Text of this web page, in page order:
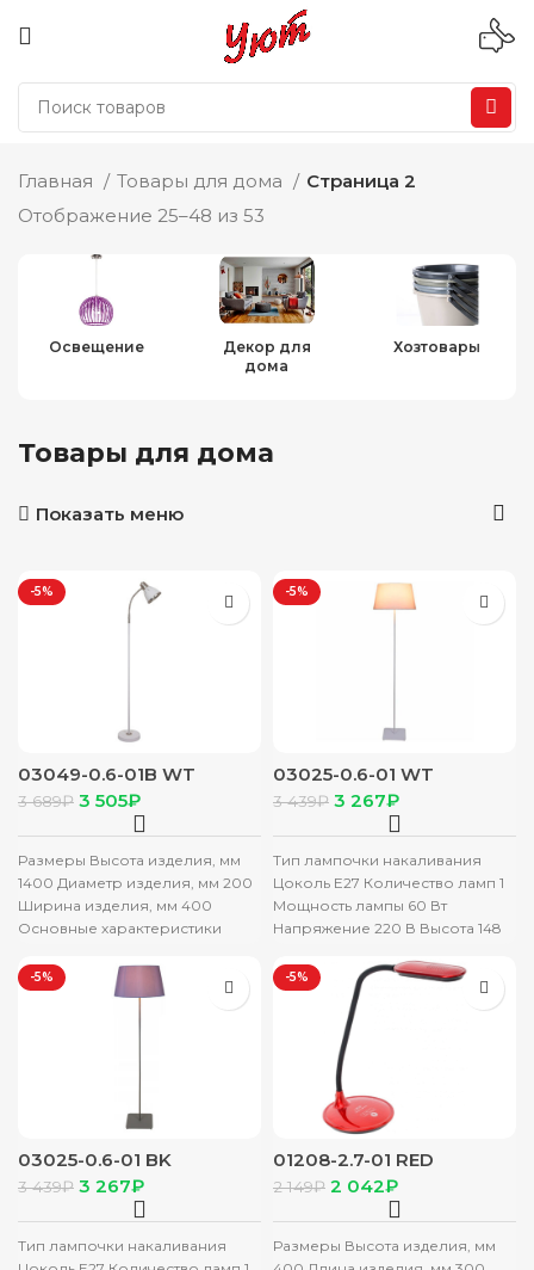
Главная Товары для дома
Страница 2
Отображение 25–48 из 53
Освещение
Декор для
дома
Хозтовары
Товары для дома
Показать меню
-5%
03049-0.6-01B WT
светильник напольный
3 689₽ 3 505₽
Размеры Высота изделия, мм
1400 Диаметр изделия, мм 200
Ширина изделия, мм 400
Основные характеристики
Материал основания металл
-5%
03025-0.6-01 WT
светильник напольный
3 439₽ 3 267₽
Тип лампочки накаливания
Цоколь Е27 Количество ламп 1
Мощность лампы 60 Вт
Напряжение 220 В Высота 148
-5%
03025-0.6-01 BK
светильник напольный
3 439₽ 3 267₽
Тип лампочки накаливания
-5%
01208-2.7-01 RED
светильник настольный
2 149₽ 2 042₽
Размеры Высота изделия, мм